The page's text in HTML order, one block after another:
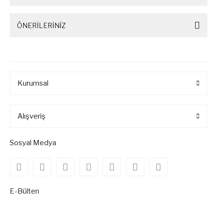
ÖNERİLERİNİZ
Kurumsal
Alışveriş
Sosyal Medya
E-Bülten